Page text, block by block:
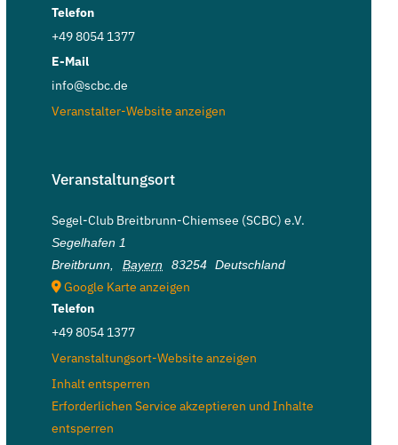
Telefon
+49 8054 1377
E-Mail
info@scbc.de
Veranstalter-Website anzeigen
Veranstaltungsort
Segel-Club Breitbrunn-Chiemsee (SCBC) e.V.
Segelhafen 1
Breitbrunn, Bayern 83254 Deutschland
Google Karte anzeigen
Telefon
+49 8054 1377
Veranstaltungsort-Website anzeigen
Inhalt entsperren
Erforderlichen Service akzeptieren und Inhalte
entsperren